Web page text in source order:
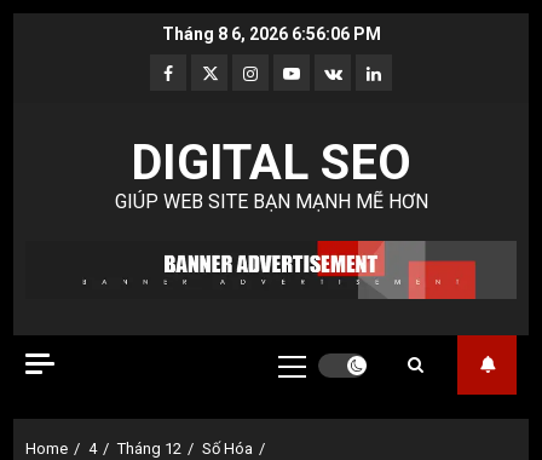
Tháng 8 6, 2026 6:56:07 PM
Facebook
TwitterInstagram
Youtube
VK LinkedIn
DIGITAL SEO
GIÚP WEB SITE BẠN MẠNH MẼ HƠN
Primary
Home 4 Tháng 12
Số Hóa